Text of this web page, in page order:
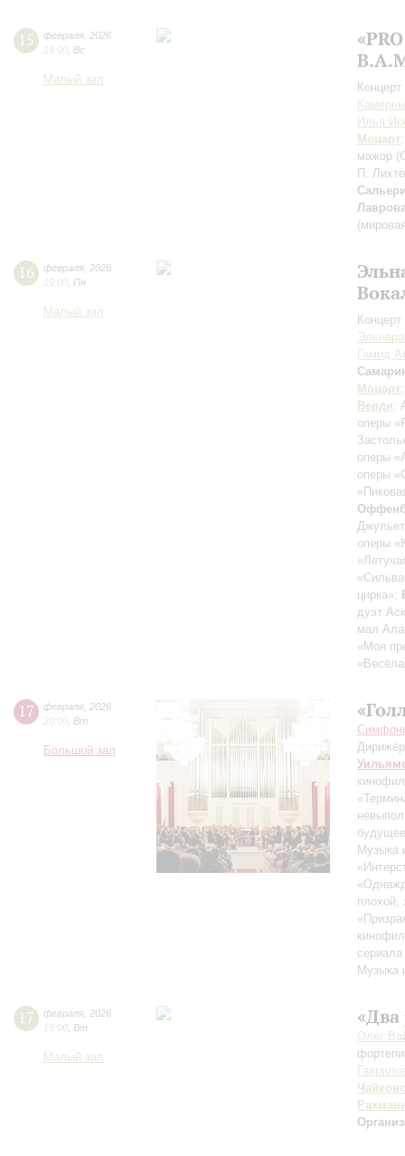
15 февраля 2026
19:00 Вс
Малый зал
Илья
Моцарт
мажор
П.
16 февраля 2026
19:00 Пн
Малый зал
Гамид
Моцарт
Верди:
оперы
оперы
оперы
оперы
цирка»;
дуэт
мал
«Моя
17 февраля 2026
20:00 Вт
Большой зал
Музыка
Музыка
17 февраля 2026
19:00 Вт
Малый зал
«Два
Олег